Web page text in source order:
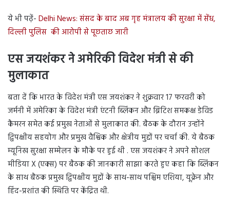
ये भी पढ़ें- Delhi News: संसद के बाद अब गृह मंत्रालय की सुरक्षा में सेंध,
दिल्ली पुलिस की आरोपी से पूछताछ जारी
एस जयशंकर ने अमेरिकी विदेश मंत्री से की
मुलाकात
बता दें कि भारत के विदेश मंत्री एस जयशंकर ने शुक्रवार 17 फरवरी को
जर्मनी में अमेरिका के विदेश मंत्री एंटनी ब्लिंकन और ब्रिटिश समकक्ष डेविड
कैमरन समेत कई प्रमुख नेताओं से मुलाकात की. बैठक के दौरान उन्होंने
द्विपक्षीय सहयोग और प्रमुख वैश्विक और क्षेत्रीय मुद्दों पर चर्चा की. ये बैठक
म्यूनिख सुरक्षा सम्मेलन के मौके पर हुई थी . एस जयशंकर ने अपने सोशल
मीडिया X (एक्स) पर बैठक की जानकारी साझा करते हुए कहा कि ब्लिंकन
के साथ बैठक प्रमुख द्विपक्षीय मुद्दों के साथ-साथ पश्चिम एशिया, यूक्रेन और
हिंद-प्रशांत की स्थिति पर केंद्रित थी.